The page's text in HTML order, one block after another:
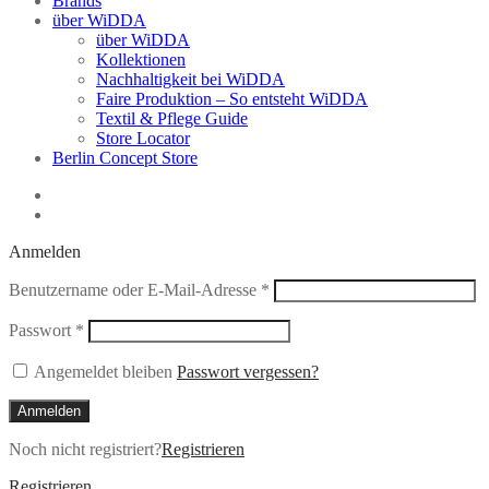
über WiDDA
über WiDDA
Kollektionen
Nachhaltigkeit bei WiDDA
Faire Produktion – So entsteht WiDDA
Textil & Pflege Guide
Store Locator
Berlin Concept Store
Anmelden
Benutzername oder E-Mail-Adresse * Erforderlich
Passwort * Erforderlich
Angemeldet bleiben Passwort vergessen?
Anmelden
Noch nicht registriert?Registrieren